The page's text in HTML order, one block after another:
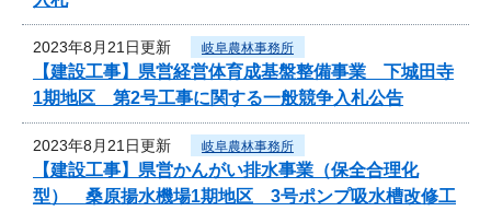
2023年8月21日更新 岐阜農林事務所
【建設工事】県営経営体育成基盤整備事業 下城田寺
1期地区 第2号工事に関する一般競争入札公告
2023年8月21日更新 岐阜農林事務所
【建設工事】県営かんがい排水事業（保全合理化
型） 桑原揚水機場1期地区 3号ポンプ吸水槽改修工